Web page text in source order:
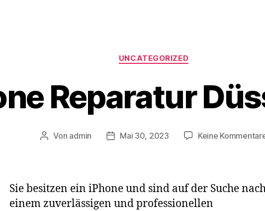
Kategorien
UNCATEGORIZED
Reparatur
Beitragsautor
Von admin Beitragsdatum
Mai 30, 2023 Keine
Sie besitzen ein iPhone und sind auf der Suche
einem zuverlässigen und professionellen